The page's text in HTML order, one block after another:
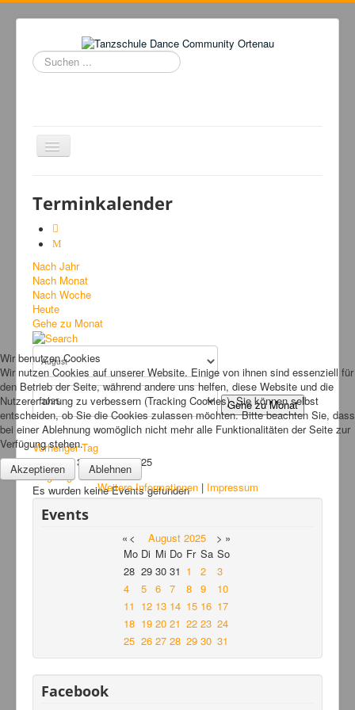
Suchen
...
Navigation
an/aus
Tanzschule
Kursangebot
Events
Fuegolatino
Bilder
News
Links
FAQ
Hansefit
Kontakt
Terminkalender
Nach Jahr
Nach Monat
Nach Woche
Heute
Gehe zu Monat
Gehe zu Monat
Vorheriger Tag
Sonntag, 31. August 2025
Folgetag
Es wurden keine Events gefunden
Events
« < August 2025 > »
Mo Di Mi Do Fr Sa So
28 29 30 31 1 2
3
4
5 6 7 8 9
10
11 12 13 14 15 16 17
18 19 20 21 22 23 24
25 26 27 28 29 30 31
Facebook
Wir benutzen Cookies
Wir nutzen Cookies auf unserer Website. Einige von ihnen sind essenziell für
den Betrieb der Seite, während andere uns helfen, diese Website und die
Nutzererfahrung zu verbessern (Tracking Cookies). Sie können selbst
entscheiden, ob Sie die Cookies zulassen möchten. Bitte beachten Sie, dass
bei einer Ablehnung womöglich nicht mehr alle Funktionalitäten der Seite zur
Verfügung stehen.
Akzeptieren
Ablehnen
Weitere Informationen| Impressum